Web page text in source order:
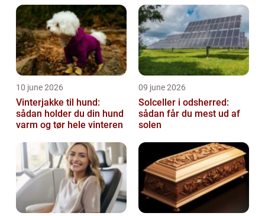
10 june 2026
Vinterjakke til hund:
sådan holder du din hund
varm og tør hele vinteren
09 june 2026
Solceller i odsherred:
sådan får du mest ud af
solen